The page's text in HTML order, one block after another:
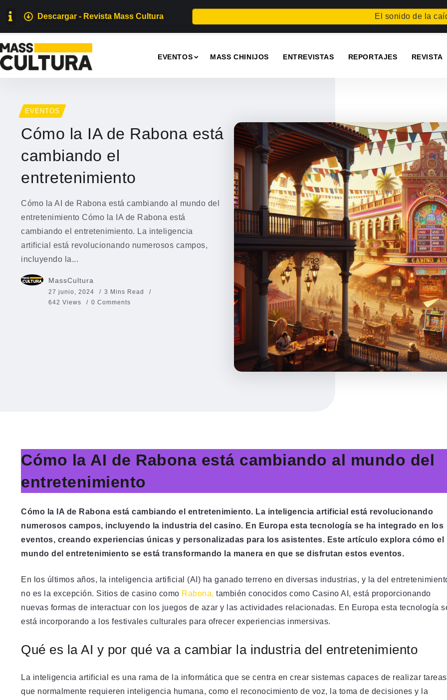
Descargar - Revista Mass Cultura El sonido de la caída
EVENTOS MASS CHINIJOS ENTREVISTAS REPORTAJES REVISTA
EVENTOS
Cómo la IA de Rabona está
cambiando el
entretenimiento
Cómo la AI de Rabona está cambiando al mundo del
entretenimiento Cómo la IA de Rabona está
cambiando el entretenimiento. La inteligencia
artificial está revolucionando numerosos campos,
incluyendo la...
MassCultura
27 junio, 2024
3 Mins Read
642 Views
0 Comments
Cómo la AI de Rabona está cambiando al mundo del
entretenimiento
Cómo la IA de Rabona está cambiando el entretenimiento. La inteligencia artificial está revolucionando
numerosos campos, incluyendo la industria del casino. En Europa esta tecnología se ha integrado en los
eventos, creando experiencias únicas y personalizadas para los asistentes. Este artículo explora cómo el
mundo del entretenimiento se está transformando la manera en que se disfrutan estos eventos.
En los últimos años, la inteligencia artificial (AI) ha ganado terreno en diversas industrias, y la del
no es la excepción. Sitios de casino como Rabona, también conocidos como Casino AI, está proporcionando
nuevas formas de interactuar con los juegos de azar y las actividades relacionadas. En Europa esta tecnología
está incorporando a los festivales culturales para ofrecer experiencias inmersivas.
Qué es la AI y por qué va a cambiar la industria del entretenimiento
La inteligencia artificial es una rama de la informática que se centra en crear sistemas capaces de realizar tareas
que normalmente requieren inteligencia humana, como el reconocimiento de voz, la toma de decisiones y la